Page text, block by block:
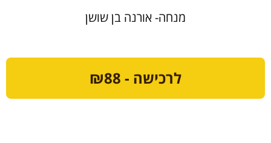
מנחה- אורנה בן שושן
לרכישה - ₪88